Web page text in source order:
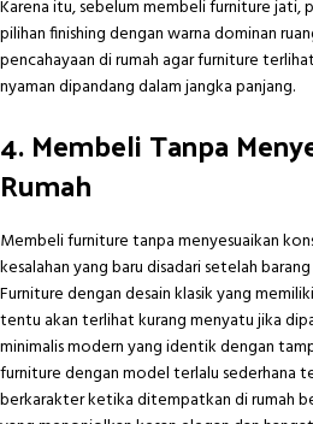
Karena itu, sebelum membeli furniture jati,
pilihan finishing dengan warna dominan
pencahayaan di rumah agar furniture
nyaman dipandang dalam jangka panjang.
4. Membeli Tanpa
Rumah
Membeli furniture tanpa menyesuaikan
kesalahan yang baru disadari setelah
Furniture dengan desain klasik yang
tentu akan terlihat kurang menyatu jika
minimalis modern yang identik dengan
furniture dengan model terlalu sederhana
berkarakter ketika ditempatkan di rumah